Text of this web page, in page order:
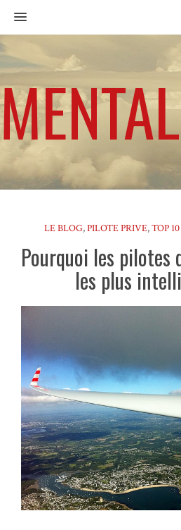
MENU
LE BLOG,PILOTE PRIVE,TOP 10
Pourquoi les pilotes
les plus